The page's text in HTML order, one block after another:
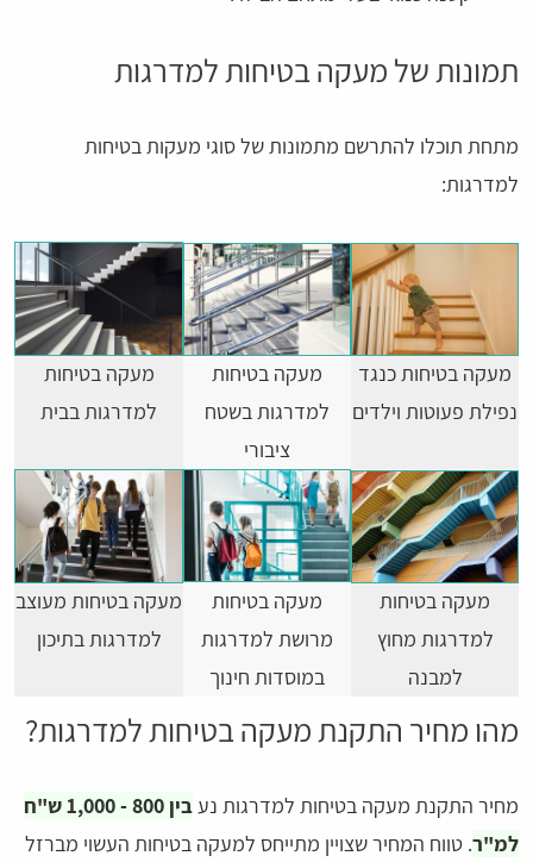
תמונות של מעקה בטיחות למדרגות
מתחת תוכלו להתרשם מתמונות של סוגי מעקות בטיחות
למדרגות:
מעקה בטיחות כנגד
נפילת פעוטות וילדים
מעקה בטיחות
למדרגות בשטח
ציבורי
מעקה בטיחות
למדרגות בבית
מעקה בטיחות
למדרגות מחוץ
למבנה
מעקה בטיחות
מרושת למדרגות
במוסדות חינוך
מעקה בטיחות מעוצב
למדרגות בתיכון
מהו מחיר התקנת מעקה בטיחות למדרגות?
מחיר התקנת מעקה בטיחות למדרגות נע
בין 800 - 1,000 ש"ח
למ"ר. טווח המחיר שצויין מתייחס למעקה בטיחות העשוי מברזל